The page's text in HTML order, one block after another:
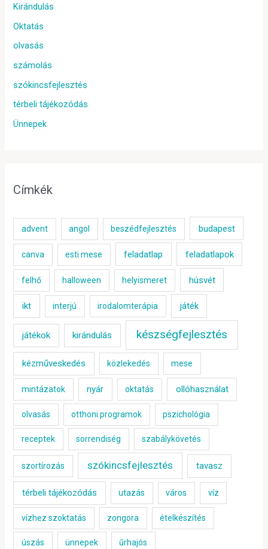
Kirándulás
Oktatás
olvasás
számolás
szókincsfejlesztés
térbeli tájékozódás
Ünnepek
Címkék
advent angol beszédfejlesztés budapest
canva esti mese feladatlap feladatlapok
felhő halloween helyismeret húsvét
ikt interjú irodalomterápia játék
játékok kirándulás készségfejlesztés
kézműveskedés közlekedés mese
mintázatok nyár oktatás ollóhasználat
olvasás otthoni programok pszichológia
receptek sorrendiség szabálykövetés
szortírozás szókincsfejlesztés tavasz
térbeli tájékozódás utazás város víz
vízhez szoktatás zongora ételkészítés
úszás ünnepek űrhajós